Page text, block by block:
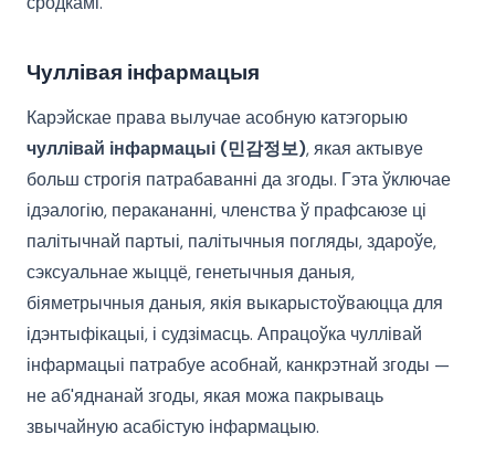
Чуллівая інфармацыя
Карэйскае права вылучае асобную катэгорыю
чуллівай інфармацыі (민감정보), якая актывуе
больш строгія патрабаванні да згоды. Гэта ўключае
ідэалогію, перакананні, членства ў прафсаюзе ці
палітычнай партыі, палітычныя погляды, здароўе,
сэксуальнае жыццё, генетычныя даныя,
біяметрычныя даныя, якія выкарыстоўваюцца для
ідэнтыфікацыі, і судзімасць. Апрацоўка чуллівай
інфармацыі патрабуе асобнай, канкрэтнай згоды —
не аб'яднанай згоды, якая можа пакрываць
звычайную асабістую інфармацыю.